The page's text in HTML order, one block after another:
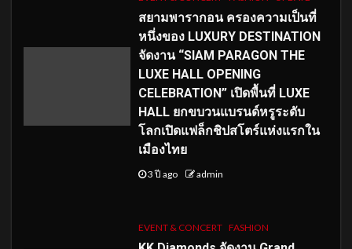
สยามพารากอน ครองความเป็นที่
หนึ่งของ LUXURY DESTINATION
จัดงาน “SIAM PARAGON THE
LUXE HALL OPENING
CELEBRATION” เปิดพื้นที่ LUXE
HALL ยกขบวนแบรนด์หรูระดับ
โลกเปิดแฟล็กชิปสโตร์แห่งแรกใน
เมืองไทย
3 ปี ago admin
EVENT & CONCERT FASHION